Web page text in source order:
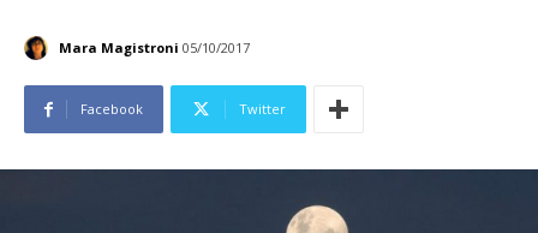
Mara Magistroni 05/10/2017
Facebook Twitter